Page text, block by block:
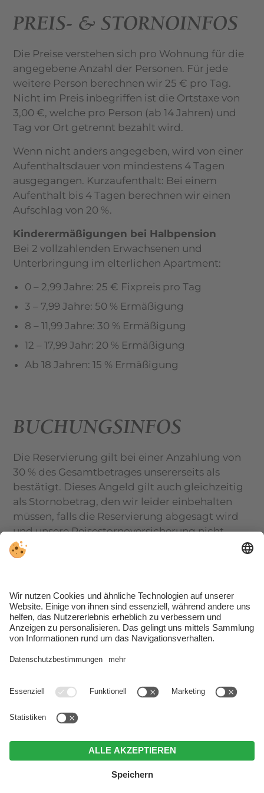
PREIS- & STORNOINFOS
Die Preise verstehen sich pro Wohnung für die
angegebene Anzahl der Personen. Für jede
weitere Person berechnen wir 25 € pro Tag.
Nicht im Preis inbegriffen ist die Ortstaxe von
3,00 €, welche pro Person (ab 14 Jahren) und
Tag vor Ort getrennt bezahlt wird.
Wenn nicht anders angegeben, wird von einer
Aufenthaltsdauer von mindestens 4 Tagen
ausgegangen. Kurzaufenthalt: Bei einem
Aufenthalt bis 4 Tagen berechnen wir einen
Aufschlag von 20 %.
Kinderermäßigungen bei Halbpension
Bei 2 vollzahlenden Erwachsenen und
Unterbringung im elterlichen Apartment:
0 – 2,99 Jahre: 25 € Fixpreis pro Tag
3 – 7,99 Jahre: 50 % Ermäßigung
8 – 11,99 Jahre: 30 % Ermäßigung
12 – 17,99 Jahr: 20 % Ermäßigung
Ab 18 Jahren: 15 % Ermäßigung
BUCHUNGSINFOS
Die Reservierung gilt bei einer Anzahlung von
30 % des Gesamtbetrages unsererseits als
bestätigt. Dieses Angeld gilt auch gleichzeitig
als Stornobetrag, den wir leider einbehalten
müssen, falls die Reservierung abgesagt wird
und unsere Reisestornoversicherung nicht
abgeschlossen wurde.
verrechnen wir 70 % des gebuchten
Arrangements. (Sollten wir das
Zimmer/Apartment weitervermieten können,
entstehen außer der Anzahlung keine weiteren
Kosten).
werden die Zimmer/Apartment-Preise laut den
Reservierungsdaten verrechnet, wobei die
Verpflegung nicht gerechnet wird.